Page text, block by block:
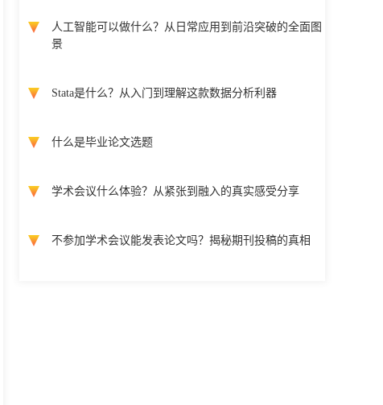
人工智能可以做什么？从日常应用到前沿突破的全面图
景
Stata是什么？从入门到理解这款数据分析利器
什么是毕业论文选题
学术会议什么体验？从紧张到融入的真实感受分享
不参加学术会议能发表论文吗？揭秘期刊投稿的真相